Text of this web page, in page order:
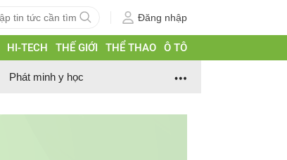
Đăng nhập
HI-TECH THẾ GIỚI THỂ THAO Ô TÔ
Phát minh y học